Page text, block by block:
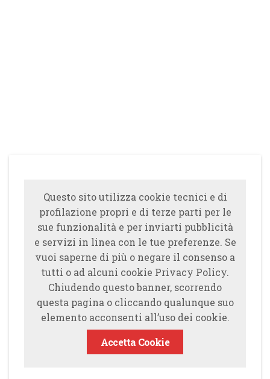
Questo sito utilizza cookie tecnici e di
profilazione propri e di terze parti per le
sue funzionalità e per inviarti pubblicità
e servizi in linea con le tue preferenze. Se
vuoi saperne di più o negare il consenso a
tutti o ad alcuni cookie Privacy Policy.
Chiudendo questo banner, scorrendo
questa pagina o cliccando qualunque suo
elemento acconsenti all’uso dei cookie.
Accetta Cookie